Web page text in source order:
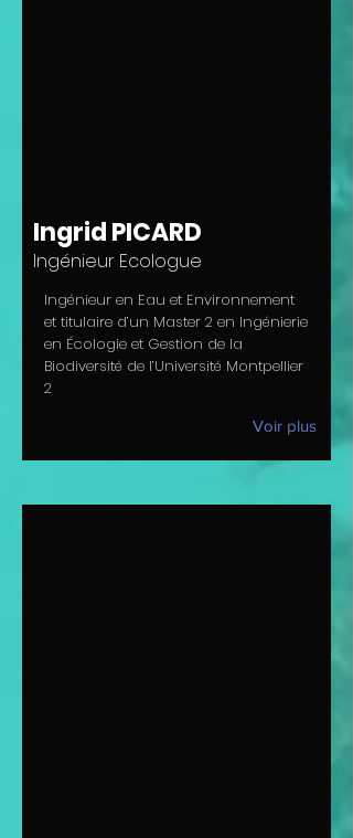
Ingrid PICARD
Ingénieur Ecologue
Ingénieur en Eau et Environnement
et titulaire d’un Master 2 en Ingénierie
en Écologie et Gestion de la
Biodiversité de l’Université Montpellier
2
Voir plus